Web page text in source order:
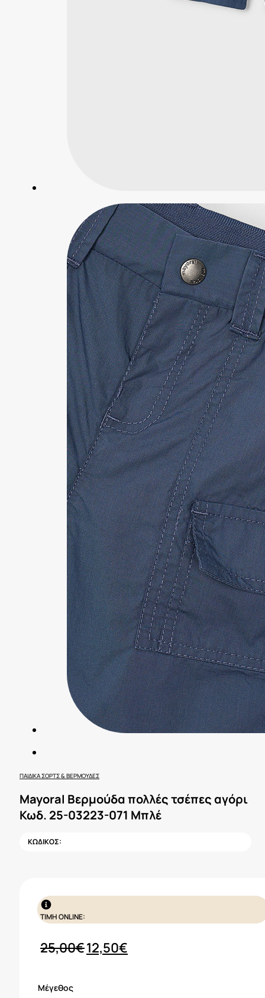
ΠΑΙΔΙΚΆ ΣΟΡΤΣ & ΒΕΡΜΟΎΔΕΣ
Mayoral Βερμούδα πολλές τσέπες αγόρι
Κωδ. 25-03223-071 Μπλέ
ΚΩΔΙΚΟΣ:
ΤΙΜΗ ONLINE:
25,00€Original
12,50€
Μέγεθος